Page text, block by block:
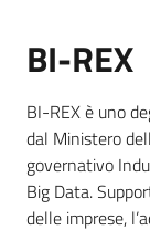
BI-REX
BI-REX è uno
dal Ministero
governativo
Big Data.
delle imprese,